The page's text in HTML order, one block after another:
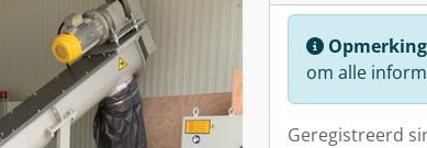
om alle
Geregistreerd